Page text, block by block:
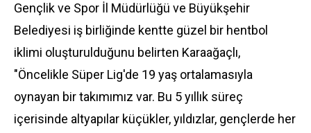
Gençlik ve Spor İl Müdürlüğü ve Büyükşehir
Belediyesi iş birliğinde kentte güzel bir hentbol
iklimi oluşturulduğunu belirten Karaağaçlı,
"Öncelikle Süper Lig'de 19 yaş ortalamasıyla
oynayan bir takımımız var. Bu 5 yıllık süreç
içerisinde altyapılar küçükler, yıldızlar, gençlerde her